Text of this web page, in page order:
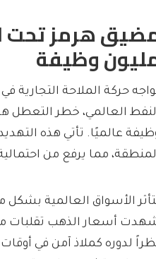
وظيفة
العالمي، خطر التعطل
عالميًا. تأتي هذه
مما يرفع من
الأسواق العالمية
أسعار الذهب تقلبات
لدوره كملاذ آمن في